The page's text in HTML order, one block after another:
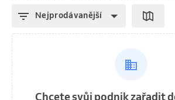
Nejprodávanější
Chcete svůj podnik zařadit